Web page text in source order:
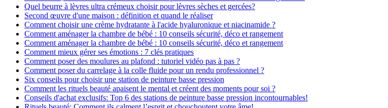
Quel beurre à lèvres ultra crémeux choisir pour lèvres sèches et gercées?
Second œuvre d'une maison : définition et quand le réaliser
Comment choisir une crème hydratante à l'acide hyaluronique et niacinamide ?
Comment aménager la chambre de bébé : 10 conseils sécurité, déco et rangement
Comment aménager la chambre de bébé : 10 conseils sécurité, déco et rangement
Comment mieux gérer ses émotions : 7 clés pratiques
Comment poser des moulures au plafond : tutoriel vidéo pas à pas ?
Comment poser du carrelage à la colle fluide pour un rendu professionnel ?
Six conseils pour choisir une station de peinture basse pression
Comment les rituels beauté apaisent le mental et créent des moments pour soi ?
Conseils d'achat exclusifs: Top 6 des stations de peinture basse pression incontournables!